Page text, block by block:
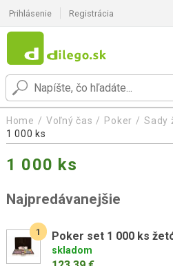
Prihlásenie Registrácia
Home Voľný čas Poker
Sady
1 000 ks
1 000 ks
Najpredávanejšie
1
skladom